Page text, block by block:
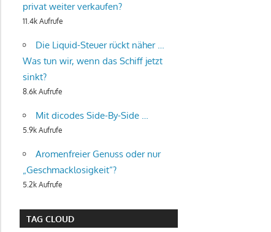
privat weiter verkaufen?
11.4k Aufrufe
Die Liquid-Steuer rückt näher …
Was tun wir, wenn das Schiff jetzt
sinkt?
8.6k Aufrufe
Mit dicodes Side-By-Side …
5.9k Aufrufe
Aromenfreier Genuss oder nur
„Geschmacklosigkeit“?
5.2k Aufrufe
TAG CLOUD